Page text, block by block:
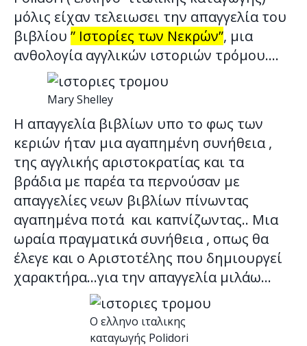
μόλις είχαν τελειωσει την απαγγελία του
βιβλίου ” Ιστορίες των Νεκρών”, μια
ανθολογία αγγλικών ιστοριών τρόμου….
Mary Shelley
Η απαγγελία βιβλίων υπο το φως των
κεριών ήταν μια αγαπημένη συνήθεια ,
της αγγλικής αριστοκρατίας και τα
βράδια με παρέα τα περνούσαν με
απαγγελίες νεων βιβλίων πίνωντας
αγαπημένα ποτά και καπνίζωντας.. Μια
ωραία πραγματικά συνήθεια , οπως θα
έλεγε και ο Αριστοτέλης που δημιουργεί
χαρακτήρα…για την απαγγελία μιλάω…
O ελληνο ιταλικης
καταγωγής Polidori